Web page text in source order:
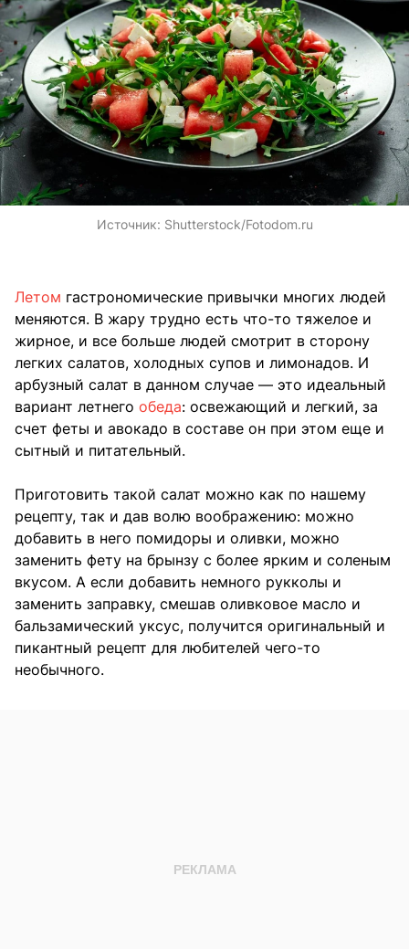
Источник: Shutterstock/Fotodom.ru
Летом гастрономические привычки многих людей
меняются. В жару трудно есть что-то тяжелое и
жирное, и все больше людей смотрит в сторону
легких салатов, холодных супов и лимонадов. И
арбузный салат в данном случае — это идеальный
вариант летнего обеда: освежающий и легкий, за
счет феты и авокадо в составе он при этом еще и
сытный и питательный.
Приготовить такой салат можно как по нашему
рецепту, так и дав волю воображению: можно
добавить в него помидоры и оливки, можно
заменить фету на брынзу с более ярким и соленым
вкусом. А если добавить немного рукколы и
заменить заправку, смешав оливковое масло и
бальзамический уксус, получится оригинальный и
пикантный рецепт для любителей чего-то
необычного.